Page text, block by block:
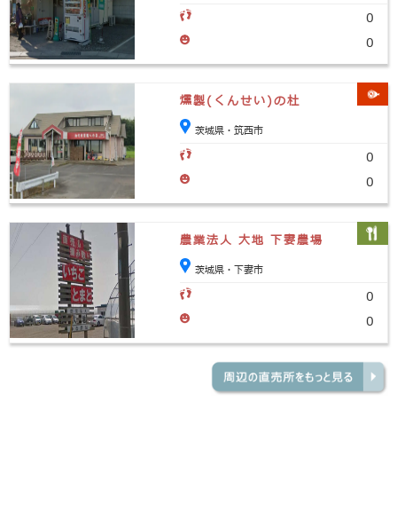
0
0
燻製(くんせい)の杜
茨城県・筑西市
0
0
農業法人 大地 下妻農場
茨城県・下妻市
0
0